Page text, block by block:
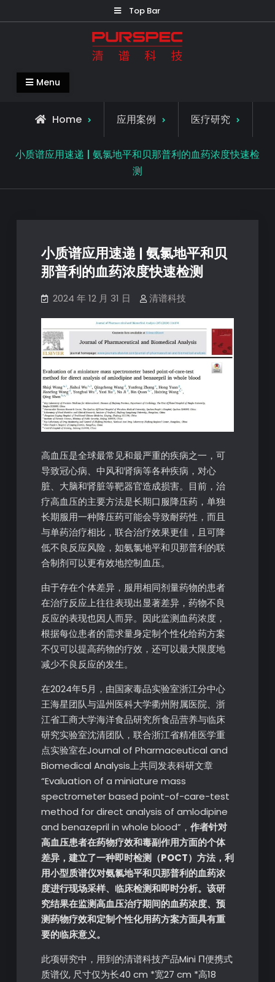
Top Bar
清谱科技中国官网-PURSPEC-让人类生
Menu
Home 应用案例 医疗研究
小质谱应用速递 | 氨氯地平和贝那普利的血药浓度快速检
测
小质谱应用速递 | 氨氯地平和贝
那普利的血药浓度快速检测
2024 年 12 月 31 日 清谱科技
高血压是全球最常见和最严重的疾病之一，可
导致冠心病、中风和肾病等各种疾病，对心
脏、大脑和肾脏等靶器官造成损害。目前，治
疗高血压的主要方法是长期口服降压药，单独
长期服用一种降压药可能会导致耐药性，而且
与单药治疗相比，联合治疗效果更佳，且可降
低不良反应风险，如氨氯地平和贝那普利的联
合制剂可以更有效地控制血压。
由于存在个体差异，服用相同剂量药物的患者
在治疗反应上往往表现出显著差异，药物不良
反应的表现也因人而异。因此监测血药浓度，
根据每位患者的需求量身定制个性化给药方案
不仅可以提高药物的疗效，还可以最大限度地
减少不良反应的发生。
在2024年5月，由国家毒品实验室浙江分中心
王海星团队与温州医科大学衢州附属医院、浙
江省工商大学海洋食品研究所食品营养与临床
研究实验室沈清团队，联合浙江省精准医学重
点实验室在Journal of Pharmaceutical and
Biomedical Analysis上共同发表科研文章
“Evaluation of a miniature mass
spectrometer based point-of-care-test
method for direct analysis of amlodipine
and benazepril in whole blood”， 作者针对
高血压患者在药物疗效和毒副作用方面的个体
差异，建立了一种即时检测（POCT）方法，利
用小型质谱仪对氨氯地平和贝那普利的血药浓
度进行现场采样、临床检测和即时分析。该研
究结果在监测高血压治疗期间的血药浓度、预
测药物疗效和定制个性化用药方案方面具有重
要的临床意义。
此项研究中，用到的清谱科技产品Mini Π便携式
质谱仪, 尺寸仅为长40 cm *宽27 cm *高18